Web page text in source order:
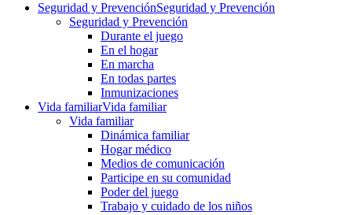
Seguridad y PrevenciónSeguridad y Prevención
Seguridad y Prevención
Durante el juego
En el hogar
En marcha
En todas partes
Inmunizaciones
Vida familiarVida familiar
Vida familiar
Dinámica familiar
Hogar médico
Medios de comunicación
Participe en su comunidad
Poder del juego
Trabajo y cuidado de los niños